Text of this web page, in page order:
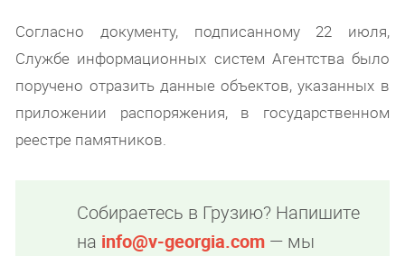
Согласно документу, подписанному 22 июля,
Службе информационных систем Агентства было
поручено отразить данные объектов, указанных в
приложении распоряжения, в государственном
реестре памятников.
Собираетесь в Грузию? Напишите
на info@v-georgia.com — мы